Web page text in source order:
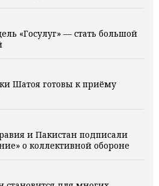
«Госулуг» — стать большой
Шатоя готовы к приёму
и Пакистан подписали
о коллективной обороне